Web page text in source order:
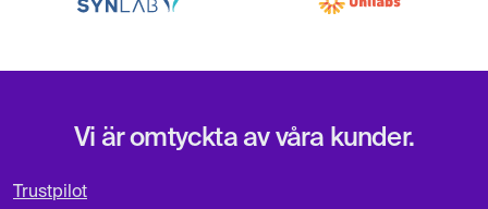
Vi är omtyckta av våra kunder.
Trustpilot